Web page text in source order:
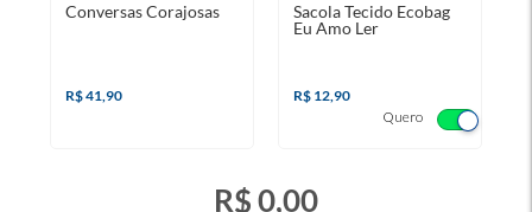
Conversas Corajosas
R$ 41,90
Quero
Sacola Tecido Ecobag
Eu Amo Ler
R$ 12,90
R$ 0,00